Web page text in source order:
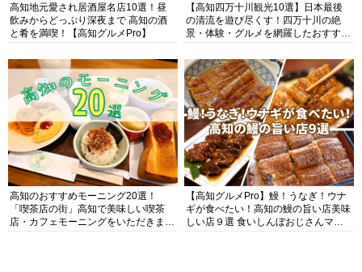
高知地元愛され居酒屋名店10選！昼
飲みからどっぷり深夜まで 高知の酒
と肴を満喫！【高知グルメPro】
【高知四万十川観光10選】日本最後
の清流を遊び尽くす！四万十川の絶
景・体験・グルメを網羅したおすすめ
高知のおすすめモーニング20選！
「喫茶店の街」高知で美味しい喫茶
店・カフェモーニングをいただきま
【高知グルメPro】鰻！うなぎ！ウナ
ギが食べたい！高知の鰻の旨い店美味
しい店９選 食いしんぼおじさんマッ